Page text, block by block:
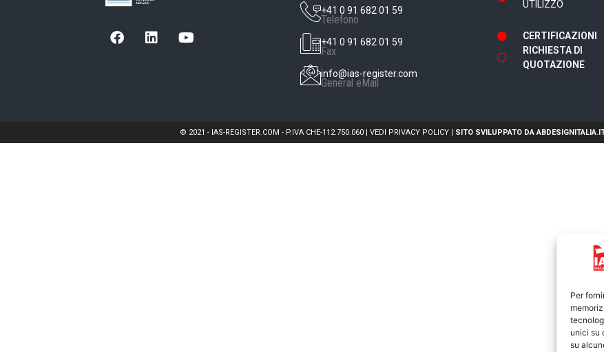
Per
unici su
su
+41 0 91 682 01 59
Telefono
+41 0 91 682 01 59
Fax
info@ias-register.com
General eMail
UTILIZZO
CERTIFICAZIONI
RICHIESTA DI
QUOTAZIONE
© 2021 - IAS-REGISTER.COM - P.IVA CHE-112.750.060 | VEDI PRIVACY POLICY SITO SVILUPPATO DA